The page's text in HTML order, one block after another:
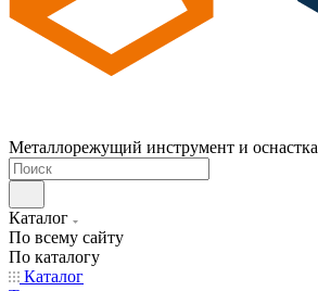
Металлорежущий инструмент и оснастка
Каталог
По всему сайту
По каталогу
Каталог